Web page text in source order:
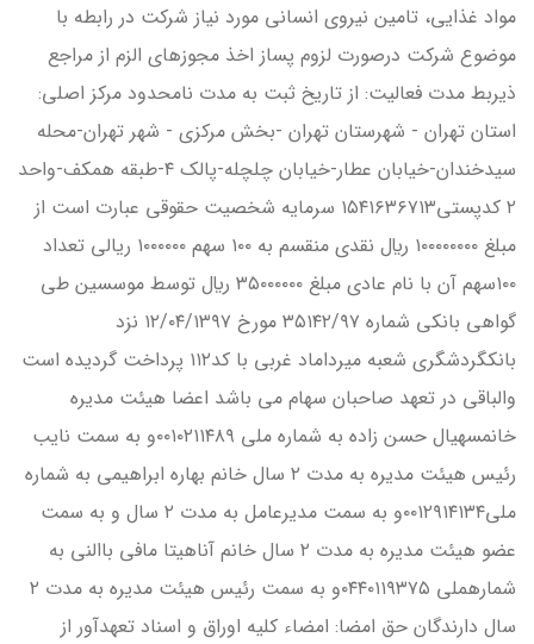
مواد غذايي، تامين نيروي انساني مورد نياز شركت در رابطه با
موضوع شركت درصورت لزوم پساز اخذ مجوزهاي الزم از مراجع
ذيربط مدت فعاليت: از تاريخ ثبت به مدت نامحدود مركز اصلي:
استان تهران - شهرستان تهران -بخش مركزي - شهر تهران-محله
سيدخندان-خيابان عطار-خيابان چلچله-پالک ۴-طبقه همكف-واحد
۲ كدپستي۱۵۴۱۶۳۶۷۱۳ سرمايه شخصيت حقوقي عبارت است از
مبلغ ۱۰۰۰۰۰۰۰۰ ريال نقدي منقسم به ۱۰۰ سهم ۱۰۰۰۰۰۰ ريالي تعداد
۱۰۰سهم آن با نام عادي مبلغ ۳۵۰۰۰۰۰۰ ريال توسط موسسين طي
گواهي بانكي شماره ۳۵۱۴۲/۹۷ مورخ ۱۲/۰۴/۱۳۹۷ نزد
بانکگردشگري شعبه ميرداماد غربي با كد۱۱۲ پرداخت گرديده است
والباقي در تعهد صاحبان سهام مي باشد اعضا هيئت مديره
خانمسهيال حسن زاده به شماره ملي ۰۰۱۰۲۱۱۴۸۹و به سمت نايب
رئيس هيئت مديره به مدت ۲ سال خانم بهاره ابراهيمي به شماره
ملي۰۰۱۲۹۱۴۱۳۴و به سمت مديرعامل به مدت ۲ سال و به سمت
عضو هيئت مديره به مدت ۲ سال خانم آناهيتا مافي باالني به
شمارهملي ۰۴۴۰۱۱۹۳۷۵و به سمت رئيس هيئت مديره به مدت ۲
سال دارندگان حق امضا: امضاء كليه اوراق و اسناد تعهدآور از